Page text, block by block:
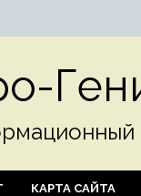
КАРТА САЙТА